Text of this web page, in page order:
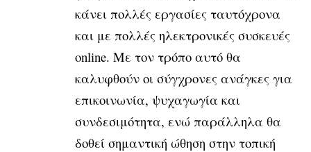
κάνει πολλές εργασίες ταυτόχρονα
και με πολλές ηλεκτρονικές συσκευές
online. Με τον τρόπο αυτό θα
καλυφθούν οι σύγχρονες ανάγκες για
επικοινωνία, ψυχαγωγία και
συνδεσιμότητα, ενώ παράλληλα θα
δοθεί σημαντική ώθηση στην τοπική